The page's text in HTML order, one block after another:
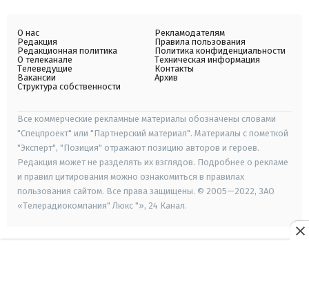
О нас
Редакция
Редакционная политика
О телеканале
Телеведущие
Вакансии
Структура собственности
Рекламодателям
Правила пользования
Политика конфиденциальности
Техническая информация
Контакты
Архив
Все коммерческие рекламные материалы обозначены словами
"Спецпроект" или "Партнерский материал". Материалы с пометкой
"Эксперт", "Позиция" отражают позицию авторов и героев.
Редакция может не разделять их взглядов. Подробнее о рекламе
и правил цитирования можно ознакомиться в правилах
пользования сайтом. Все права защищены. © 2005—2022, ЗАО
«Телерадиокомпания" Люкс "», 24 Канал.